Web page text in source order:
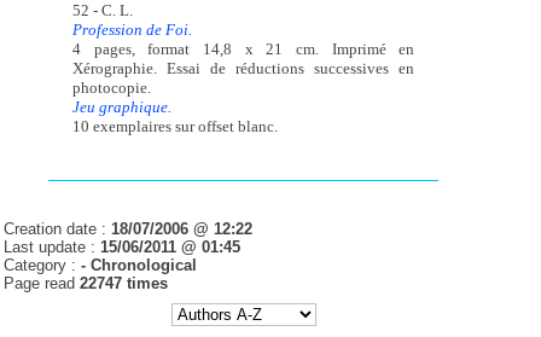
52 - C. L.
Profession de Foi.
4 pages, format 14,8 x 21 cm. Imprimé en
Xérographie. Essai de réductions successives en
photocopie.
Jeu graphique.
10 exemplaires sur offset blanc.
Creation date :18/07/2006 @ 12:22
Last update :15/06/2011 @ 01:45
Category :-Chronological
Page read22747 times